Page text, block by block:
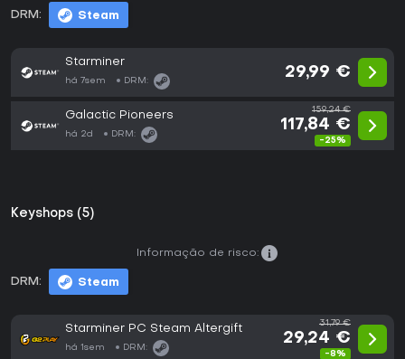
DRM: Steam
Starminer
há 7sem DRM:
29,99 €
Galactic Pioneers
há 2d DRM:
159,24 €
117,84 €
-25%
Keyshops (5)
DRM: Steam
Informação de risco:
Starminer PC Steam Altergift
há 1sem DRM:
31,79 €
29,24 €
-8%